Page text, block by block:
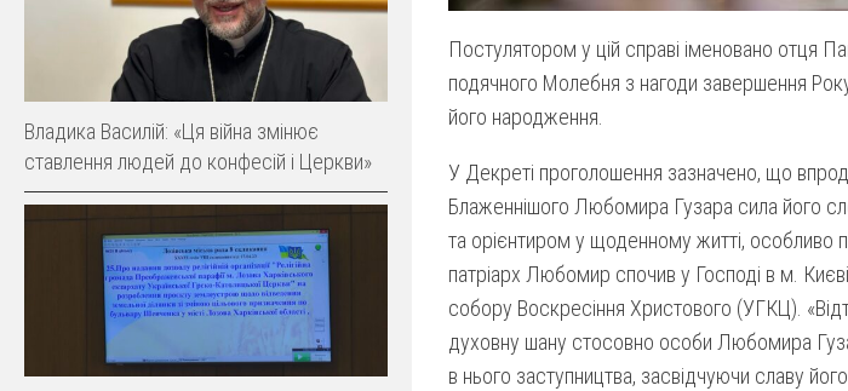
Постулятором у цій справі іменовано отця
подячного Молебня з нагоди завершення
його народження.
У Декреті проголошення зазначено, що
Блаженнішого Любомира Гузара сила його
та орієнтиром у щоденному житті, особливо
патріарх Любомир спочив у Господі в м.
собору Воскресіння Христового (УГКЦ).
духовну шану стосовно особи Любомира
в нього заступництва, засвідчуючи славу
Владика Василій: «Ця війна змінює
ставлення людей до конфесій і Церкви»